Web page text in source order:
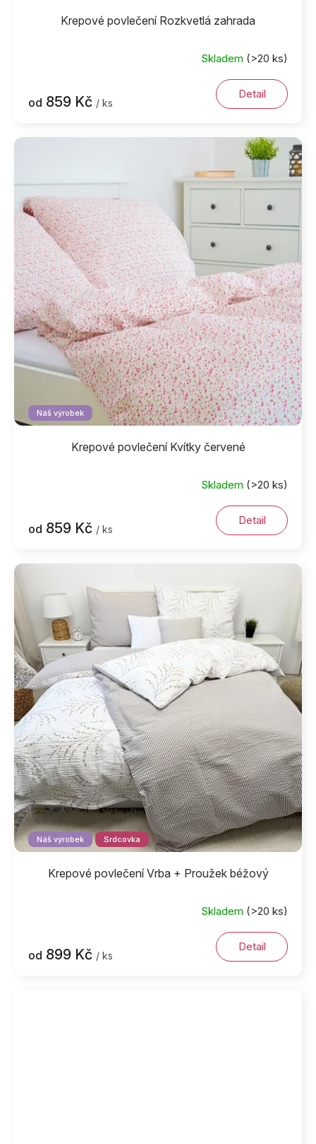
Krepové povlečení Rozkvetlá zahrada
Skladem (>20 ks)
od 859 Kč / ks
Detail
Náš výrobek
Krepové povlečení Kvítky červené
Skladem (>20 ks)
od 859 Kč / ks
Detail
Náš výrobek Srdcovka
Krepové povlečení Vrba + Proužek béžový
Skladem (>20 ks)
od 899 Kč / ks
Detail